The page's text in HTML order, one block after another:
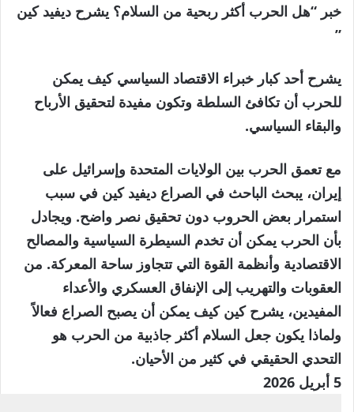
خبر “هل الحرب أكثر ربحية من السلام؟ يشرح ديفيد كين
”
يشرح أحد كبار خبراء الاقتصاد السياسي كيف يمكن
للحرب أن تكافئ السلطة وتكون مفيدة لتحقيق الأرباح
والبقاء السياسي.
مع تعمق الحرب بين الولايات المتحدة وإسرائيل على
إيران، يبحث الباحث في الصراع ديفيد كين في سبب
استمرار بعض الحروب دون تحقيق نصر واضح. ويجادل
بأن الحرب يمكن أن تخدم السيطرة السياسية والمصالح
الاقتصادية وأنظمة القوة التي تتجاوز ساحة المعركة. من
العقوبات والتهريب إلى الإنفاق العسكري والأعداء
المفيدين، يشرح كين كيف يمكن أن يصبح الصراع فعالاً
ولماذا يكون جعل السلام أكثر جاذبية من الحرب هو
التحدي الحقيقي في كثير من الأحيان.
تم
5 أبريل 2026